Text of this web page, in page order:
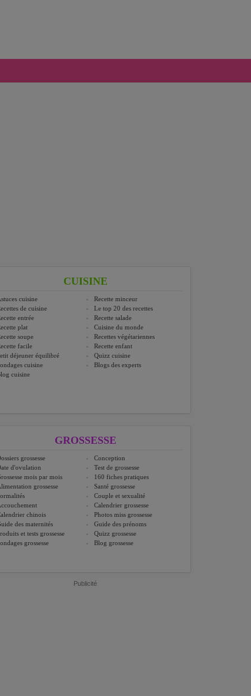
CUISINE
cuisine
Recette minceur
de cuisine
Le top 20 des recettes
entrée
Recette salade
plat
Cuisine du monde
soupe
Recettes végétariennes
facile
Recette enfant
déjeuner équilibré
Quizz cuisine
cuisine
Blogs des experts
cuisine
GROSSESSE
grossesse
Conception
d'ovulation
Test de grossesse
mois par mois
160 fiches pratiques
grossesse
Santé grossesse
Couple et sexualité
Calendrier grossesse
chinois
Photos miss grossesse
des maternités
Guide des prénoms
et tests grossesse
Quizz grossesse
grossesse
Blog grossesse
Publicité